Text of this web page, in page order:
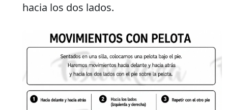
hacia los dos lados.